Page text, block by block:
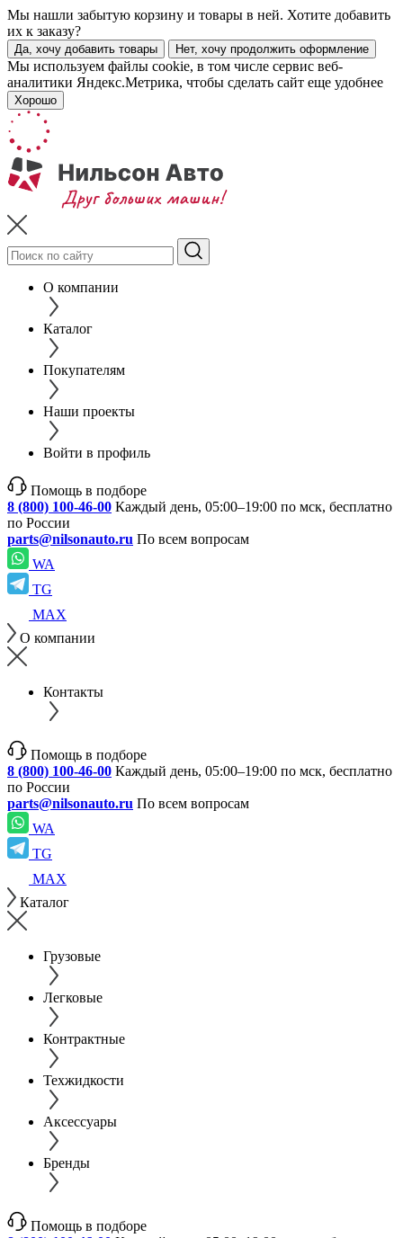
Мы нашли забытую корзину и товары в ней. Хотите добавить
их к заказу?
Да, хочу добавить товары Нет, хочу продолжить оформление
Мы используем файлы cookie, в том числе сервис веб-
аналитики Яндекс.Метрика, чтобы сделать сайт еще удобнее
Хорошо
О компании
Каталог
Покупателям
Наши проекты
Войти в профиль
Помощь в подборе
8 (800) 100-46-00 Каждый день, 05:00–19:00 по мск, бесплатно
по России
parts@nilsonauto.ru По всем вопросам
WA
TG
MAX
О компании
Контакты
Помощь в подборе
8 (800) 100-46-00 Каждый день, 05:00–19:00 по мск, бесплатно
по России
parts@nilsonauto.ru По всем вопросам
WA
TG
MAX
Каталог
Грузовые
Легковые
Контрактные
Техжидкости
Аксессуары
Бренды
Помощь в подборе